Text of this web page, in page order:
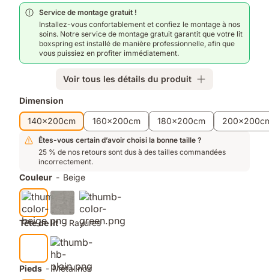
Thermosync®
avec
couche
NanoCarbone
Box
avec
ressorts
ensachés
sommier
:
ventilation
maximale
Service de montage gratuit !
Installez-vous confortablement et confiez le montage à nos
soins. Notre service de montage gratuit garantit que votre lit
boxspring est installé de manière professionnelle, afin que
vous puissiez en profiter immédiatement.
Voir tous les détails du produit
Produits
supplémentaires
Dimension
140x200cm
160x200cm 180x200cm
Êtes-vous certain d’avoir choisi la bonne taille ?
25 % de nos retours sont dus à des tailles commandées
incorrectement.
Couleur - Beige
Tête de lit - Rayures
Pieds - Métal noir